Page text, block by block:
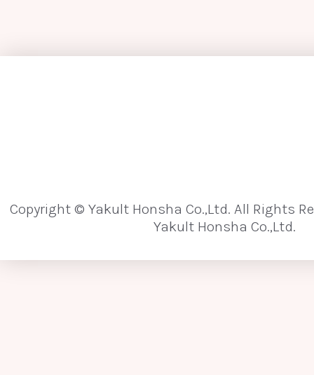
Copyright © Yakult Honsha Co.,Ltd. All Rights
Yakult Honsha Co.,Ltd.